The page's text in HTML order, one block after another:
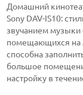
Домашний
Sony DAV-IS10:
звучанием музыки
помещающихся на
способна
большое
настройку в